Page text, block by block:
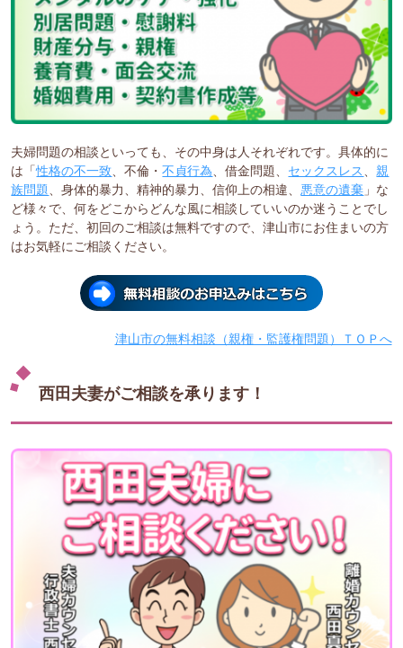
夫婦問題の相談といっても、その中身は人それぞれです。具体的に
は「性格の不一致、不倫・不貞行為、借金問題、 セックスレス、親
族問題、身体的暴力、精神的暴力、信仰上の相違、悪意の遺棄 」な
ど様々で、何をどこからどんな風に相談していいのか迷うことでし
ょう。ただ、初回のご相談は無料ですので、津山市にお住まいの方
はお気軽にご相談ください。
津山市の無料相談（親権・監護権問題）ＴＯＰへ
西田夫妻がご相談を承ります！